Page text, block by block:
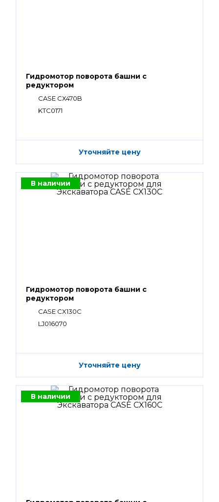
Гидромотор поворота башни с
редуктором
CASE CX470B
KTC0171
Уточняйте цену
В наличии
Гидромотор поворота башни с
редуктором
CASE CX130C
LJ016070
Уточняйте цену
В наличии